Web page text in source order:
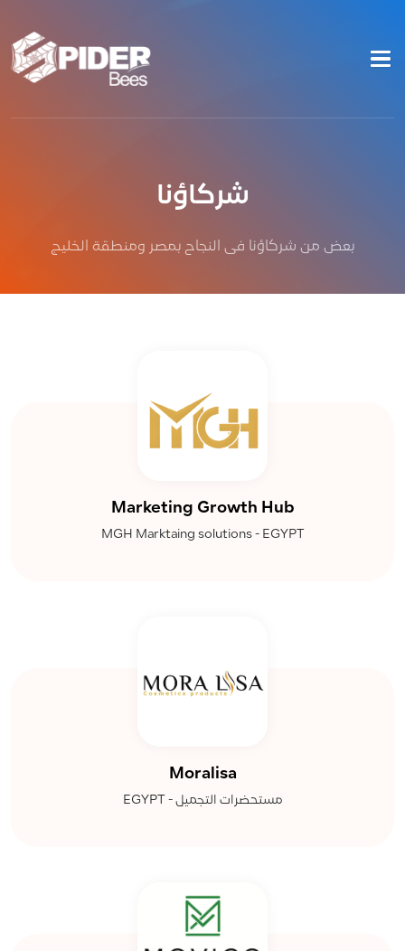
شركاؤنا
بعض من شركاؤنا فى النجاح بمصر ومنطقة الخليج
Marketing Growth Hub
MGH Marktaing solutions - EGYPT
Moralisa
مستحضرات التجميل - EGYPT